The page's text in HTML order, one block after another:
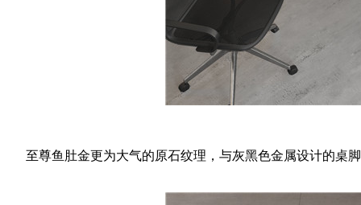
至尊鱼肚金更为大气的原石纹理，与灰黑色金属设计的桌脚